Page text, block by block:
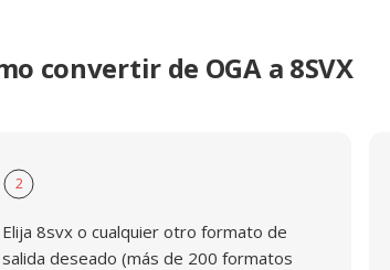
convertir de OGA a 8SVX
2
Elija 8svx o cualquier otro formato de
salida deseado (más de 200 formatos